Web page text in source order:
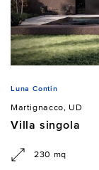
Luna Contin
Martignacco, UD
Villa singola
230 mq